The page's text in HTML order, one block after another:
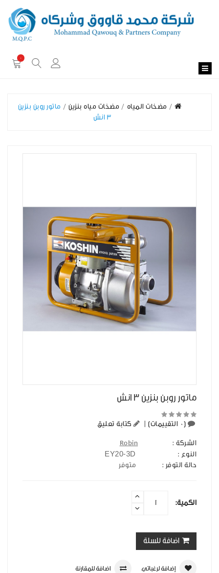
0
مضخات المياه مضخات مياه بنزين
ماتور روبن بنزين
3 انش
ماتور روبن بنزين 3 انش
(0 التقييمات) كتابة تعليق
الشركة :
Robin
النوع :
حالة التوفر : متوفر
الكمية:
اضافة للسلة
إضافة لرغباتي اضافة للمقارنة